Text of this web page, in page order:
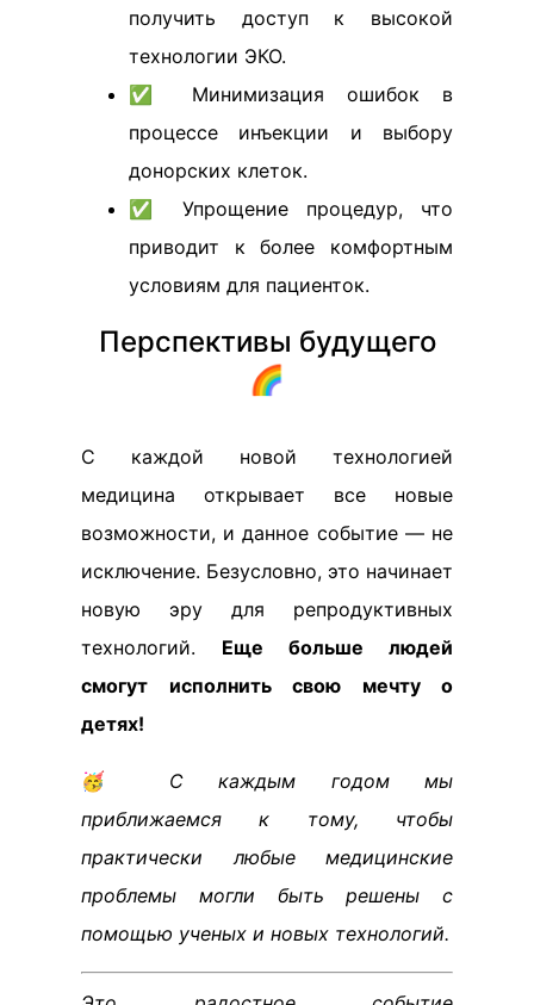
получить доступ к высокой
технологии ЭКО.
✅ Минимизация ошибок в
процессе инъекции и выбору
донорских клеток.
✅ Упрощение процедур, что
приводит к более комфортным
условиям для пациенток.
Перспективы будущего
🌈
С каждой новой технологией
медицина открывает все новые
возможности, и данное событие — не
исключение. Безусловно, это начинает
новую эру для репродуктивных
технологий. Еще больше людей
смогут исполнить свою мечту о
детях!
🥳 С каждым годом мы
приближаемся к тому, чтобы
практически любые медицинские
проблемы могли быть решены с
помощью ученых и новых технологий.